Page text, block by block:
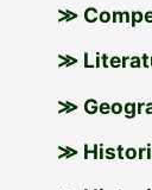
≫
≫
≫
≫